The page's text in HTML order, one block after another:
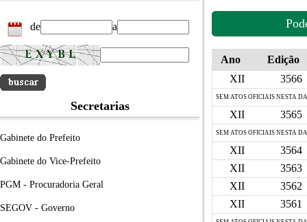
de a
Secretarias
Gabinete do Prefeito
Gabinete do Vice-Prefeito
PGM - Procuradoria Geral
SEGOV - Governo
Ano
Edição
XII
3566
SEM ATOS OFICIAIS NESTA
XII 3565
SEM ATOS OFICIAIS NESTA
XII
3564
XII
3563
XII
3562
XII
3561